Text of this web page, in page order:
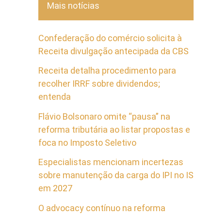
Mais notícias
Confederação do comércio solicita à
Receita divulgação antecipada da CBS
Receita detalha procedimento para
recolher IRRF sobre dividendos;
entenda
Flávio Bolsonaro omite “pausa” na
reforma tributária ao listar propostas e
foca no Imposto Seletivo
Especialistas mencionam incertezas
sobre manutenção da carga do IPI no IS
em 2027
O advocacy contínuo na reforma